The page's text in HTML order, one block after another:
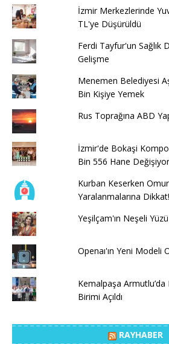
İzmir Merkezlerinde
TL'ye Düşürüldü
Ferdi Tayfur'un Sağlık
Gelişme
Menemen Belediyesi
Bin Kişiye Yemek
Rus Toprağına ABD
İzmir'de Bokaşi
Bin 556 Hane Değişiyor
Kurban Keserken
Yaralanmalarına Dikkat!
Yeşilçam'ın Neşeli
Openaı'ın Yeni Modeli
Kemalpaşa
Birimi Açıldı
RAYHABER